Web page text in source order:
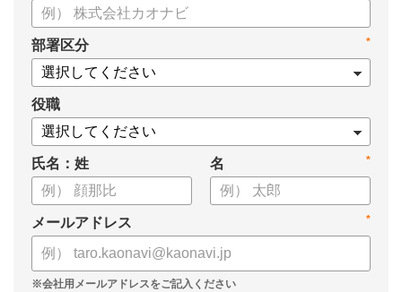
目される背景
・タレントマネジメントの定義
・タレントマネジメントの目的
・タレントマネジメントのメリット・効果
・タレントマネジメントの実績・事例
・タレントマネジメントツールの選び方
についてまとめましたので、ぜひお役立てください。
*
部署区分
役職
氏名：姓 *
名
*
メールアドレス